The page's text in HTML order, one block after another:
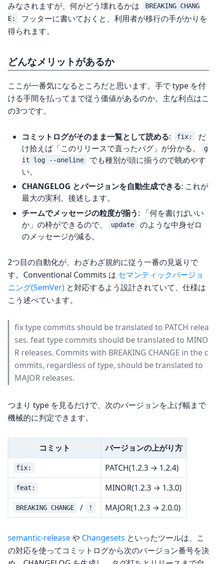
みなされますが、何がどう壊れるかは
BREAKING CHANG
E:
フッターに書いておくと、利用者が移行の手がかりを
得られます。
どんなメリットがあるか
ここが一番気になるところだと思います。手で type を付
ける手間を払ってまで従う価値があるのか。主な利点はこ
の3つです。
コミットログがそのまま一覧として読める: fix:
だ
け拾えば「このリリースで直ったバグ」が分かる。
g
it log --oneline
でも種別が頭に揃うので眺めやす
い。
CHANGELOG とバージョンを自動生成できる: これが
最大の実利。後述します。
チームでメッセージの粒度が揃う: 「何を書けばいい
か」の枠ができるので、
update
のような中身ゼロ
のメッセージが減る。
2つ目の自動化が、わざわざ規約に従う一番の見返りで
す。Conventional Commits は セマンティックバージョ
ニング(SemVer) と対応するよう設計されていて、仕様は
こう述べています。
fix type commits should be translated to PATCH relea
ses. feat type commits should be translated to MINO
R releases. Commits with BREAKING CHANGE in the c
ommits, regardless of type, should be translated to
MAJOR releases.
つまり type を見るだけで、次のバージョンを上げ幅まで
機械的に判定できます。
コミット バージョンの上がり方
fix: PATCH(1.2.3 → 1.2.4)
feat: MINOR(1.2.3 → 1.3.0)
BREAKING CHANGE / ! MAJOR(1.2.3 → 2.0.0)
semantic-releaseや Changesets といったツールは、こ
の対応を使ってコミットログから次のバージョン番号を決